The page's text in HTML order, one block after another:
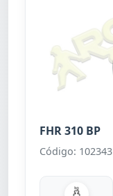
FHR 310 BP
Código: 102343